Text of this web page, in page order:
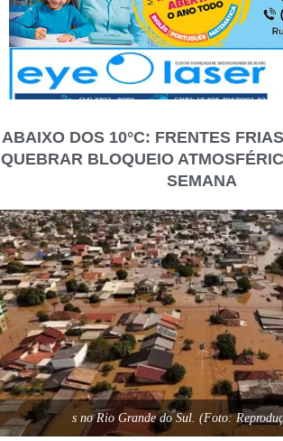
ABAIXO DOS 10°C: FRENTES
QUEBRAR BLOQUEIO
SEMANA
s no Rio Grande do Sul. (Foto: